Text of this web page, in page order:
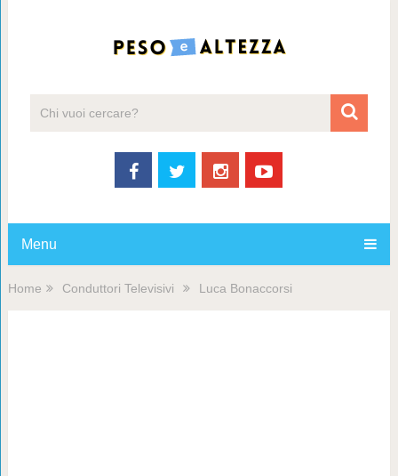
Menu
Home Conduttori Televisivi Luca Bonaccorsi